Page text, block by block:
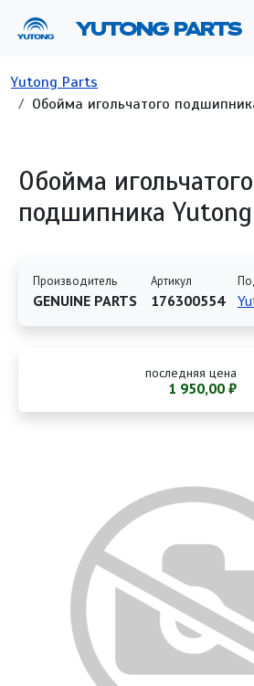
YUTONG PARTS
Строка навигации
Yutong Parts
Обойма игольчатого
Обойма игольчатого
подшипника Yutong
Производитель
GENUINE PARTS
Артикул
176300554
последняя цена
1 950,00 ₽